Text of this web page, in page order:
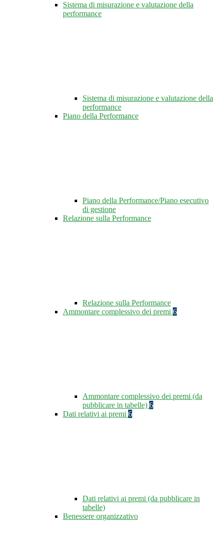
Sistema di misurazione e valutazione della
performance
Sistema di misurazione e valutazione della
performance
Piano della Performance
Piano della Performance/Piano esecutivo
di gestione
Relazione sulla Performance
Relazione sulla Performance
Ammontare complessivo dei premi 6
Ammontare complessivo dei premi (da
pubblicare in tabelle) 6
Dati relativi ai premi 6
Dati relativi ai premi (da pubblicare in
tabelle)
Benessere organizzativo